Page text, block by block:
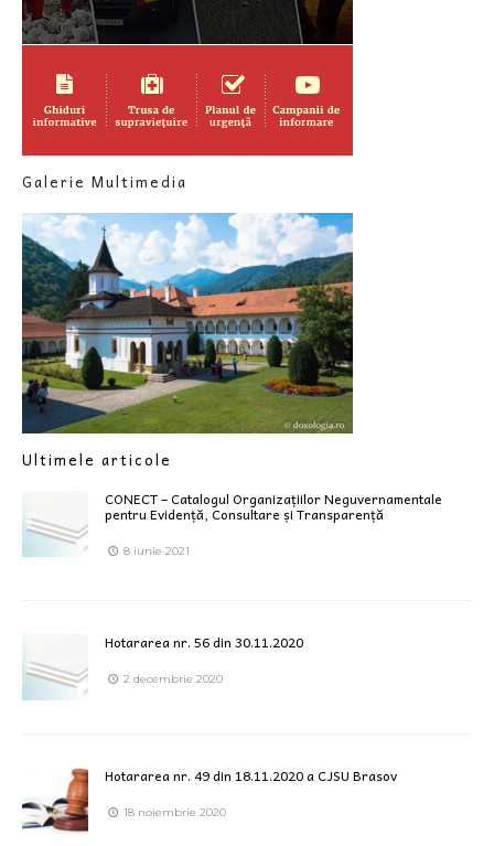
Galerie Multimedia
Ultimele articole
CONECT – Catalogul Organizațiilor Neguvernamentale
pentru Evidență, Consultare și Transparență
8 iunie 2021
Hotararea nr. 56 din 30.11.2020
2 decembrie 2020
Hotararea nr. 49 din 18.11.2020 a CJSU Brasov
18 noiembrie 2020